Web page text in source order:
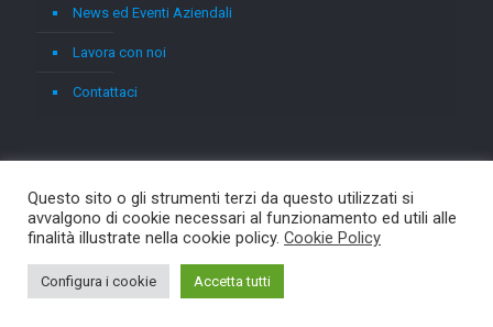
News ed Eventi Aziendali
Lavora con noi
Contattaci
© 2026 Asterix. All Rights Reserved.
Questo sito o gli strumenti terzi da questo utilizzati si
avvalgono di cookie necessari al funzionamento ed utili alle
finalità illustrate nella cookie policy. Cookie Policy
Configura i cookie Accetta tutti